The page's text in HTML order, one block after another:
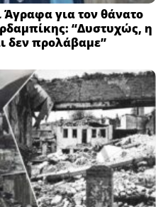
για τον θάνατο
“Δυστυχώς, η
δεν προλάβαμε”